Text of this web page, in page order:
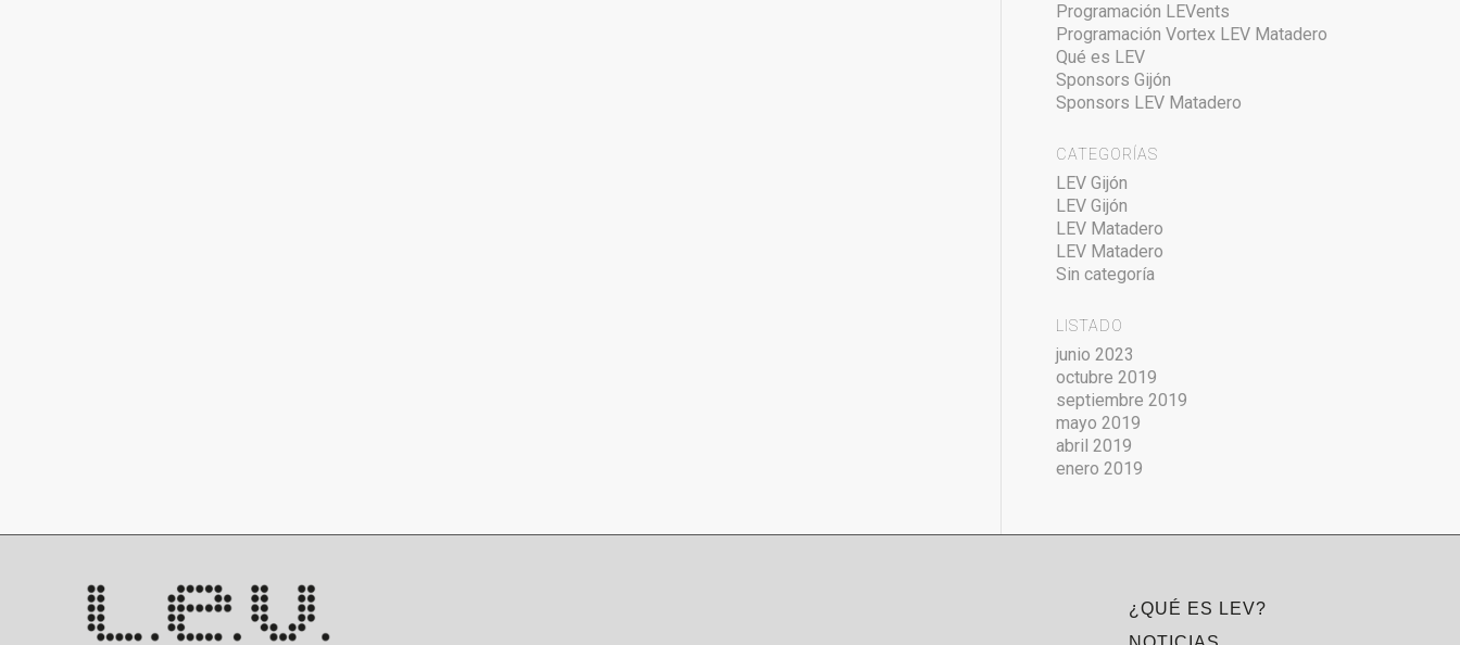
Programación LEVents
Programación Vortex LEV Matadero
Qué es LEV
Sponsors Gijón
Sponsors LEV Matadero
CATEGORÍAS
LEV Gijón
LEV Gijón
LEV Matadero
LEV Matadero
Sin categoría
LISTADO
junio 2023
octubre 2019
septiembre 2019
mayo 2019
abril 2019
enero 2019
¿QUÉ ES LEV?